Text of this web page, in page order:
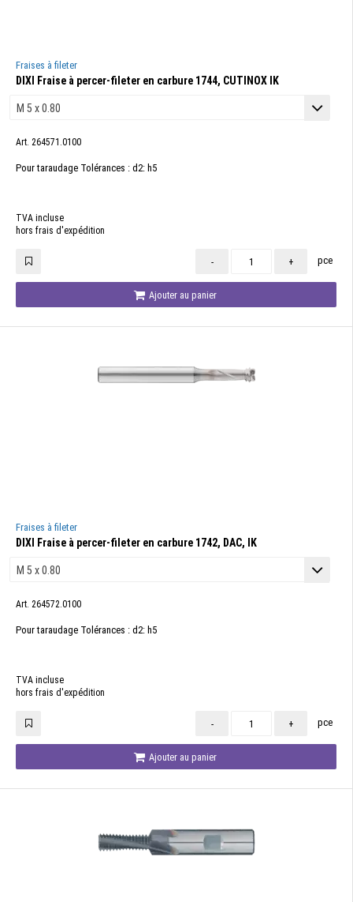
Fraises à fileter
DIXI Fraise à percer-fileter en carbure 1744, CUTINOX IK
Art. 264571.0100
Pour taraudage Tolérances : d2: h5
TVA incluse
hors frais d'expédition
- + pce
Ajouter au panier
Fraises à fileter
DIXI Fraise à percer-fileter en carbure 1742, DAC, IK
Art. 264572.0100
Pour taraudage Tolérances : d2: h5
TVA incluse
hors frais d'expédition
- + pce
Ajouter au panier